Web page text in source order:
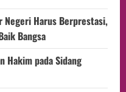
Negeri Harus Berprestasi,
Bangsa
Hakim pada Sidang